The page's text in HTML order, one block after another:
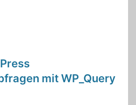
mit WP_Query